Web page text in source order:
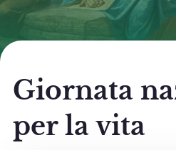
Giornata
per la vita